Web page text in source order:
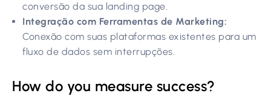
conversão da sua landing page.
Integração com Ferramentas de Marketing:
Conexão com suas plataformas existentes para um
fluxo de dados sem interrupções.
How do you measure success?